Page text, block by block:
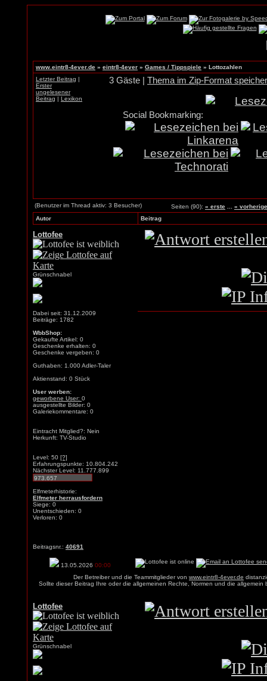
www.eintr8-4ever.de » eintr8-4ever » Games / Tippspiele » Lottozahlen
Letzter Beitrag |
Erster
ungelesener
Beitrag | Lexikon
3 Gäste | Thema im Zip-Format
Social Bookmarking:
(Benutzer im Thread aktiv: 3 Besucher) Seiten (90): « erste
« vorherige
Autor
Beitrag
Lottofee
Grünschnabel
Dabei seit: 31.12.2009
Beiträge: 1782
WbbShop:
Gekaufte Artikel: 0
Geschenke erhalten: 0
Geschenke vergeben: 0
Guthaben: 1.000 Adler-Taler
Aktienstand: 0 Stück
User werben:
geworbene User: 0
ausgestellte Bilder: 0
Galeriekommentare: 0
Eintracht Mitglied?: Nein
Herkunft: TV-Studio
Level: 50 [?]
Erfahrungspunkte: 10.804.242
Nächster Level: 11.777.899
Elfmeterhistorie:
Elfmeter herrausfordern
Siege: 0
Unentschieden: 0
Verloren: 0
Beitragsnr.: 40691
13.05.2026 00:00
Der Betreiber und die Teammitglieder von www.eintr8-4ever.de
Sollte dieser Beitrag Ihre oder die allgemeinen Rechte, Normen und die
Lottofee
Grünschnabel